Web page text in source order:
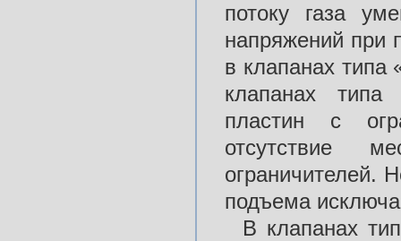
потоку газа
напряжений при
в клапанах типа
клапанах типа
пластин с
отсутствие
ограничителей.
подъема
В клапанах